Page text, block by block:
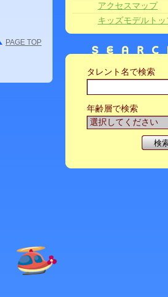
PAGE TOP
アクセスマップ
キッズモデルト
タレント名で検索
年齢層で検索